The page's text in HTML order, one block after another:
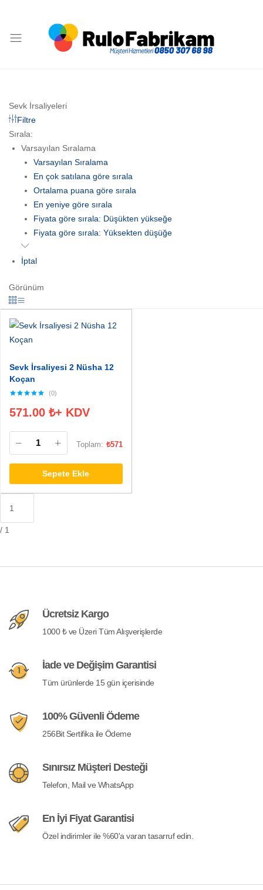
Sevk İrsaliyeleri
Filtre
Sırala:
Varsayılan Sıralama
Varsayılan Sıralama
En çok satılana göre sırala
Ortalama puana göre sırala
En yeniye göre sırala
Fiyata göre sırala: Düşükten yükseğe
Fiyata göre sırala: Yüksekten düşüğe
İptal
Görünüm
Sevk İrsaliyesi 2 Nüsha 12
Koçan
(0)
571.00 ₺+ KDV
Toplam: ₺571
Sepete Ekle
/ 1
Ücretsiz Kargo
1000 ₺ ve Üzeri Tüm Alışverişlerde
İade ve Değişim Garantisi
Tüm ürünlerde 15 gün içerisinde
100% Güvenli Ödeme
256Bit Sertifika ile Ödeme
Sınırsız Müşteri Desteği
Telefon, Mail ve WhatsApp
En İyi Fiyat Garantisi
Özel indirimler ile %60'a varan tasarruf edin.